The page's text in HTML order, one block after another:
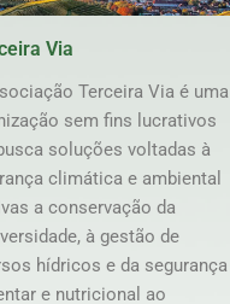
Via
Terceira Via é uma
sem fins lucrativos
soluções voltadas à
climática e ambiental
a conservação da
à gestão de
hídricos e da segurança
e nutricional ao